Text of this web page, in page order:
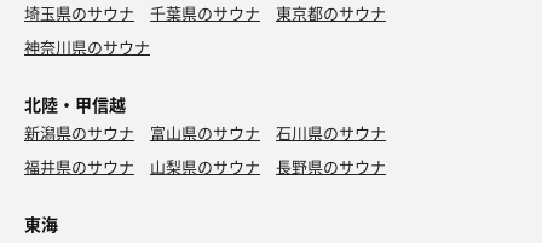
埼玉県のサウナ
千葉県のサウナ
東京都のサウナ
神奈川県のサウナ
北陸・甲信越
新潟県のサウナ 富山県のサウナ
石川県のサウナ
福井県のサウナ
山梨県のサウナ 長野県のサウナ
東海